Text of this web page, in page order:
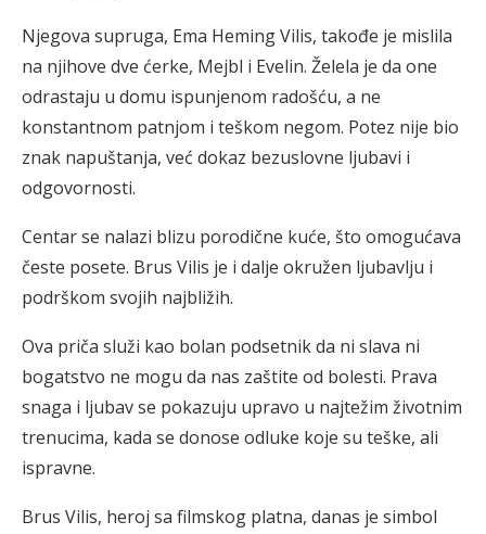
Njegova supruga, Ema Heming Vilis, takođe je mislila
na njihove dve ćerke, Mejbl i Evelin. Želela je da one
odrastaju u domu ispunjenom radošću, a ne
konstantnom patnjom i teškom negom. Potez nije bio
znak napuštanja, već dokaz bezuslovne ljubavi i
odgovornosti.
Centar se nalazi blizu porodične kuće, što omogućava
česte posete. Brus Vilis je i dalje okružen ljubavlju i
podrškom svojih najbližih.
Ova priča služi kao bolan podsetnik da ni slava ni
bogatstvo ne mogu da nas zaštite od bolesti. Prava
snaga i ljubav se pokazuju upravo u najtežim životnim
trenucima, kada se donose odluke koje su teške, ali
ispravne.
Brus Vilis, heroj sa filmskog platna, danas je simbol